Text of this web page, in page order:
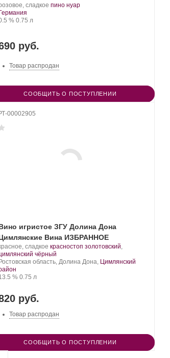
сладкое .пино нуар.
%. Объем
0.75 л
руб.
Товар распродан
СООБЩИТЬ О ПОСТУПЛЕНИИ
00002905
игристое ЗГУ Долина Дона
Вина ИЗБРАННОЕ
сладкое .
Сорт
винограда:
красностоп золотовский,
чёрный.
Ростовская область, Долина Дона, Цимлянский
%. Объем
0.75 л
руб.
Товар распродан
СООБЩИТЬ О ПОСТУПЛЕНИИ